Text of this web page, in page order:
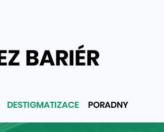
BARIÉR
DESTIGMATIZACE PORADNY